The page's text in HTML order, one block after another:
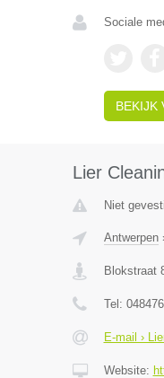
Sociale
BEKIJK
Lier
Niet
Antwerpen
Blokstraat
Tel:
E-mail ›
Website: